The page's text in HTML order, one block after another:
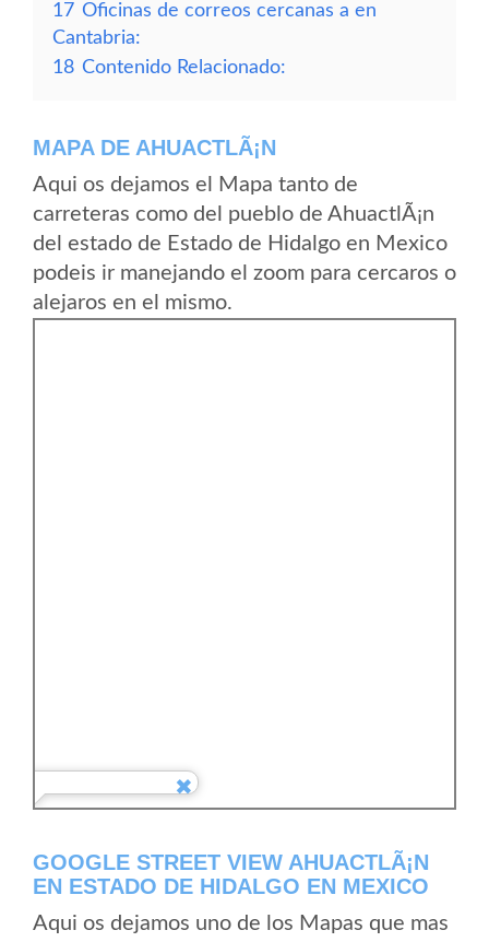
17 Oficinas de correos cercanas a en
Cantabria:
18 Contenido Relacionado:
MAPA DE AHUACTLÃ¡N
Aqui os dejamos el Mapa tanto de
carreteras como del pueblo de AhuactlÃ¡n
del estado de Estado de Hidalgo en Mexico
podeis ir manejando el zoom para cercaros o
alejaros en el mismo.
GOOGLE STREET VIEW AHUACTLÃ¡N
EN ESTADO DE HIDALGO EN MEXICO
Aqui os dejamos uno de los Mapas que mas